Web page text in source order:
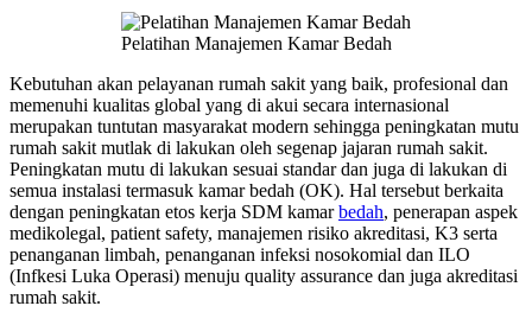
Pelatihan Manajemen Kamar Bedah
Kebutuhan akan pelayanan rumah sakit yang baik, profesional dan
memenuhi kualitas global yang di akui secara internasional
merupakan tuntutan masyarakat modern sehingga peningkatan mutu
rumah sakit mutlak di lakukan oleh segenap jajaran rumah sakit.
Peningkatan mutu di lakukan sesuai standar dan juga di lakukan di
semua instalasi termasuk kamar bedah (OK). Hal tersebut berkaita
dengan peningkatan etos kerja SDM kamarbedah, penerapan aspek
medikolegal, patient safety, manajemen risiko akreditasi, K3 serta
penanganan limbah, penanganan infeksi nosokomial dan ILO
(Infkesi Luka Operasi) menuju quality assurance dan juga akreditasi
rumah sakit.